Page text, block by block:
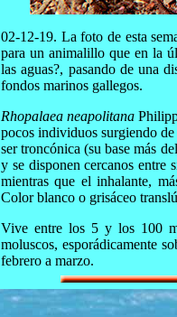
02-12-19. La foto de esta
para un animalillo que en la
las aguas?, pasando de una
fondos marinos gallegos.
Rhopalaea neapolitana
pocos individuos surgiendo
ser troncónica (su base más
y se disponen cercanos entre
mientras que el inhalante,
Color blanco o grisáceo
Vive entre los 5 y los 100
moluscos, esporádicamente
febrero a marzo.